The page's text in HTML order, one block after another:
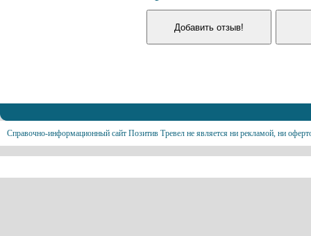
Справочно-информационный сайт Позитив Тревел не является ни рекламой, ни